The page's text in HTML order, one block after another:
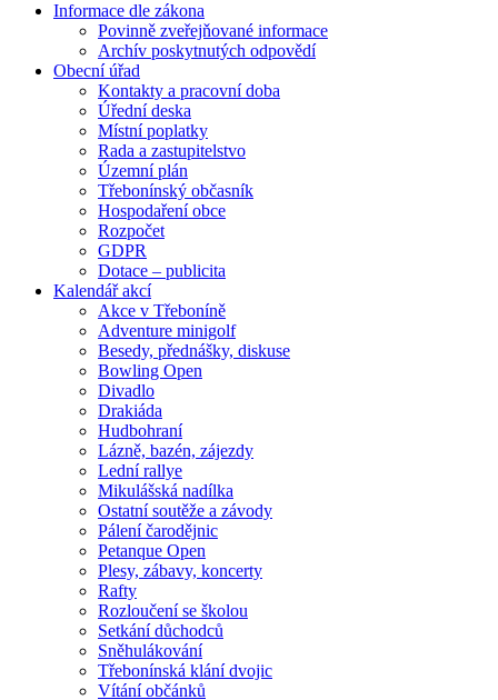
Informace dle zákona
Povinně zveřejňované informace
Archív poskytnutých odpovědí
Obecní úřad
Kontakty a pracovní doba
Úřední deska
Místní poplatky
Rada a zastupitelstvo
Územní plán
Třebonínský občasník
Hospodaření obce
Rozpočet
GDPR
Dotace – publicita
Kalendář akcí
Akce v Třeboníně
Adventure minigolf
Besedy, přednášky, diskuse
Bowling Open
Divadlo
Drakiáda
Hudbohraní
Lázně, bazén, zájezdy
Lední rallye
Mikulášská nadílka
Ostatní soutěže a závody
Pálení čarodějnic
Petanque Open
Plesy, zábavy, koncerty
Rafty
Rozloučení se školou
Setkání důchodců
Sněhulákování
Třebonínská klání dvojic
Vítání občánků